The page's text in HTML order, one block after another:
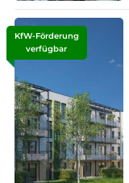
KfW-Förderung
verfügbar